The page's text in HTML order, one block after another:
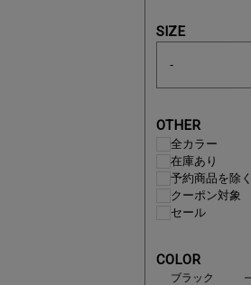
SIZE
OTHER
全カラー
在庫あり
予約商品を除く
クーポン対象
セール
COLOR
ブラック